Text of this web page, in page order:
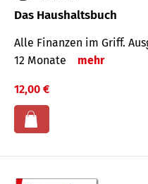
Das Haushaltsbuch
Alle Finanzen im Griff.
12 Monate
mehr
12,00 €